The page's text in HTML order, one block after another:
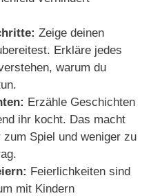
Zeige deinen
Erkläre jedes
warum du
Erzähle Geschichten
ihr kocht. Das macht
Spiel und weniger zu
Feierlichkeiten sind
mit Kindern